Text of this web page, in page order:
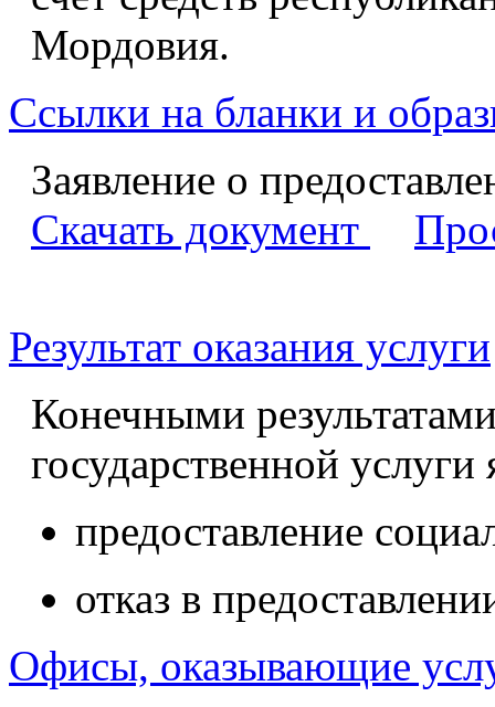
Мордовия.
Ссылки на бланки и
Заявление о
Скачать документ
Результат оказания услуги
Конечными
государственной услуги
предоставление
отказ в
Офисы, оказывающие